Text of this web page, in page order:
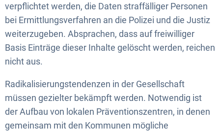
verpflichtet werden, die Daten straffälliger Personen
bei Ermittlungsverfahren an die Polizei und die Justiz
weiterzugeben. Absprachen, dass auf freiwilliger
Basis Einträge dieser Inhalte gelöscht werden, reichen
nicht aus.
Radikalisierungstendenzen in der Gesellschaft
müssen gezielter bekämpft werden. Notwendig ist
der Aufbau von lokalen Präventionszentren, in denen
gemeinsam mit den Kommunen mögliche